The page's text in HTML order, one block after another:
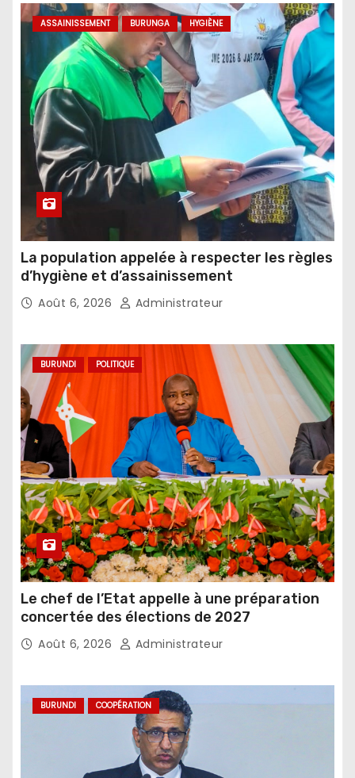
ASSAINISSEMENT BURUNGA HYGIÈNE
La population appelée à respecter les règles
d’hygiène et d’assainissement
Août 6, 2026 Administrateur
BURUNDI POLITIQUE
Le chef de l’Etat appelle à une préparation
concertée des élections de 2027
Août 6, 2026 Administrateur
BURUNDI COOPÉRATION